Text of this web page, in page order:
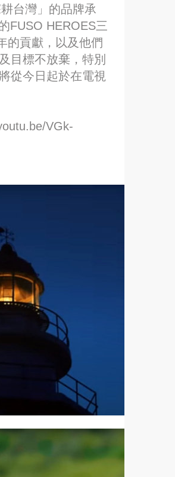
台灣」的品牌承
FUSO HEROES三
的貢獻，以及他們
目標不放棄，特別
從今日起於在電視
VGk-